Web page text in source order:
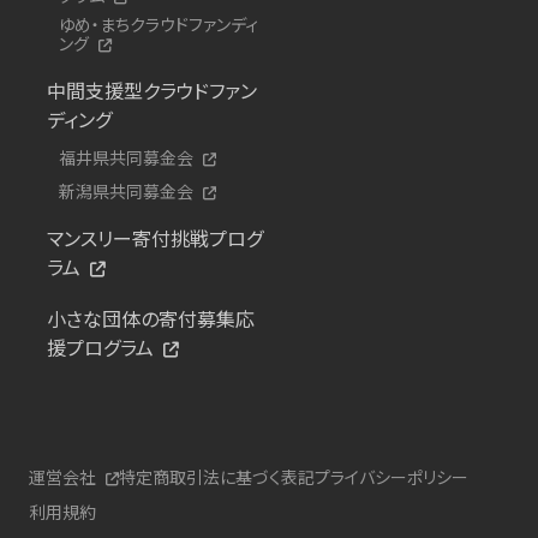
ゆめ・まちクラウドファンディ
ング
中間支援型クラウドファン
ディング
福井県共同募金会
新潟県共同募金会
マンスリー寄付挑戦プログ
ラム
小さな団体の寄付募集応
援プログラム
運営会社 特定商取引法に基づく表記プライバシーポリシー
利用規約